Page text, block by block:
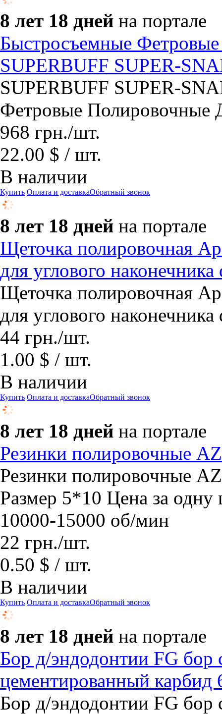
8 лет 18 дней на портале
Быстросъемные
SUPERBUFF SUPER-
SUPERBUFF SUPER-
Фетровые Полировочные
968 грн./шт.
22.00 $ / шт.
В наличии
Купить Оплата и доставкаОбратный звонок
8 лет 18 дней на портале
Щеточка полировочная
для углового
Щеточка полировочная
для углового
44 грн./шт.
1.00 $ / шт.
В наличии
Купить Оплата и доставкаОбратный звонок
8 лет 18 дней на портале
Резинки полировочные
Резинки полировочные
Размер 5*10 Цена за
10000-15000 об/мин
22 грн./шт.
0.50 $ / шт.
В наличии
Купить Оплата и доставкаОбратный звонок
8 лет 18 дней на портале
Бор д/эндодонтии FG бор
цементированный карбид
Бор д/эндодонтии FG бор